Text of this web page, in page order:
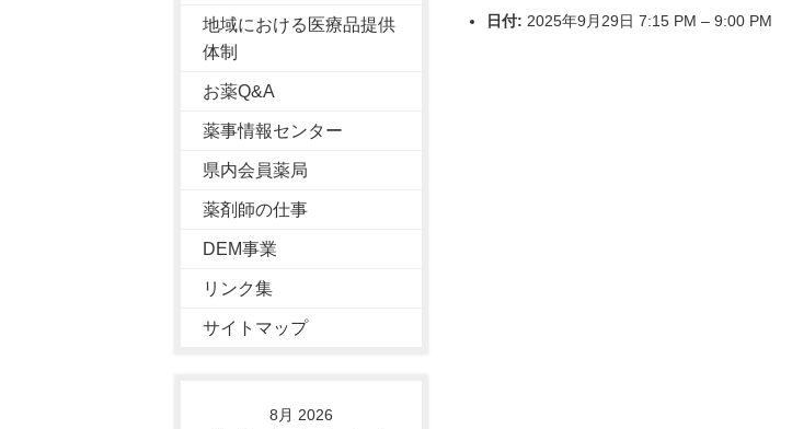
地域における医療品提供
体制
お薬Q&A
薬事情報センター
県内会員薬局
薬剤師の仕事
DEM事業
リンク集
サイトマップ
8月 2026
日付: 2025年9月29日 7:15 PM – 9:00 PM